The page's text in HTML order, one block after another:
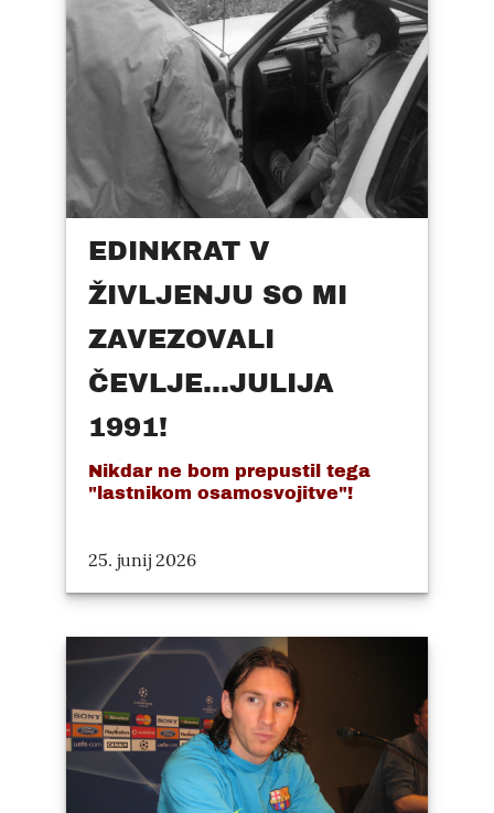
EDINKRAT V
ŽIVLJENJU SO MI
ZAVEZOVALI
ČEVLJE...JULIJA
1991!
Nikdar ne bom prepustil tega
"lastnikom osamosvojitve"!
25. junij 2026